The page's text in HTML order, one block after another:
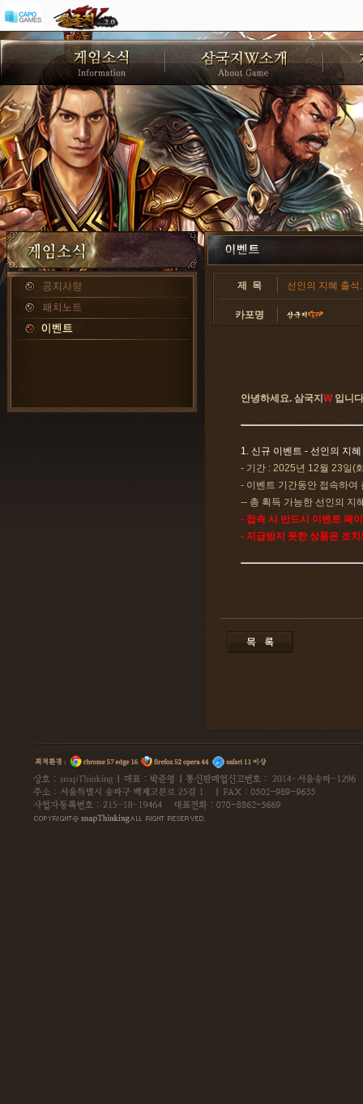
제 목 선인의 지혜 출석
카포명
안녕하세요. 삼국지 W입니
1. 신규 이벤트 - 선인의 지
- 기간 : 2025년 12월 23일(
- 이벤트 기간동안 접속하여
-- 총 획득 가능한 선인의 지
- 접속 시 반드시 이벤트 페
- 지급받지 못한 상품은 조